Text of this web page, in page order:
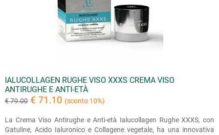
IALUCOLLAGEN RUGHE VISO XXXS CREMA VISO
ANTIRUGHE E ANTI-ETÀ
€ 79.00 € 71.10 (sconto 10%)
La Crema Viso Antirughe e Anti-età Ialucollagen Rughe XXXS, con
Gatuline, Acido Ialuronico e Collagene vegetale, ha una innovativa